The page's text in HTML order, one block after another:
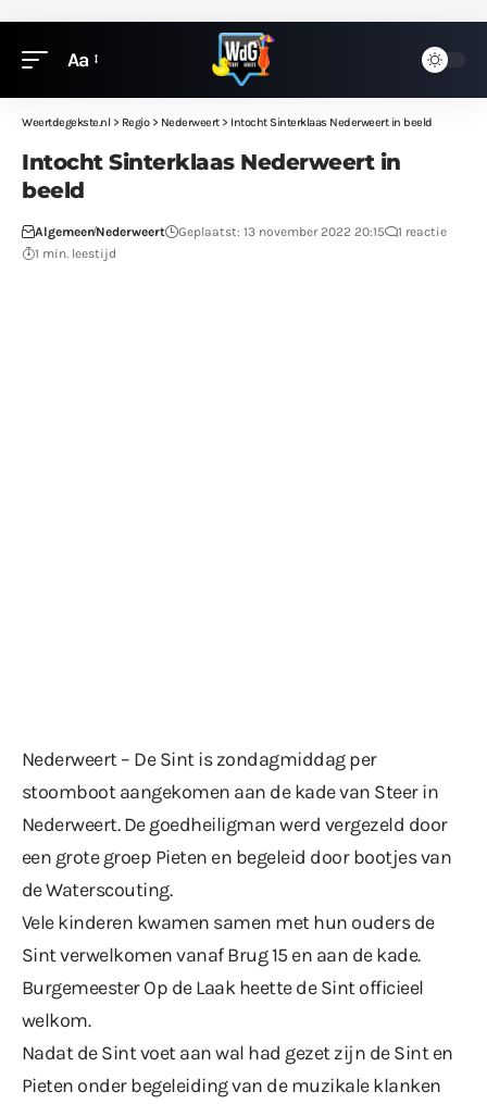
Aa
Weertdegekste.nl> Regio> Nederweert> Intocht Sinterklaas Nederweert in beeld
Intocht Sinterklaas Nederweert in
beeld
AlgemeenNederweert Geplaatst: 13 november 2022 20:15
1 reactie
1 min. leestijd
Nederweert – De Sint is zondagmiddag per
stoomboot aangekomen aan de kade van Steer in
Nederweert. De goedheiligman werd vergezeld door
een grote groep Pieten en begeleid door bootjes van
de Waterscouting.
Vele kinderen kwamen samen met hun ouders de
Sint verwelkomen vanaf Brug 15 en aan de kade.
Burgemeester Op de Laak heette de Sint officieel
welkom.
Nadat de Sint voet aan wal had gezet zijn de Sint en
Pieten onder begeleiding van de muzikale klanken